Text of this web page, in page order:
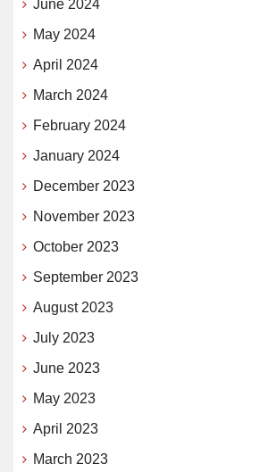
June 2024
May 2024
April 2024
March 2024
February 2024
January 2024
December 2023
November 2023
October 2023
September 2023
August 2023
July 2023
June 2023
May 2023
April 2023
March 2023